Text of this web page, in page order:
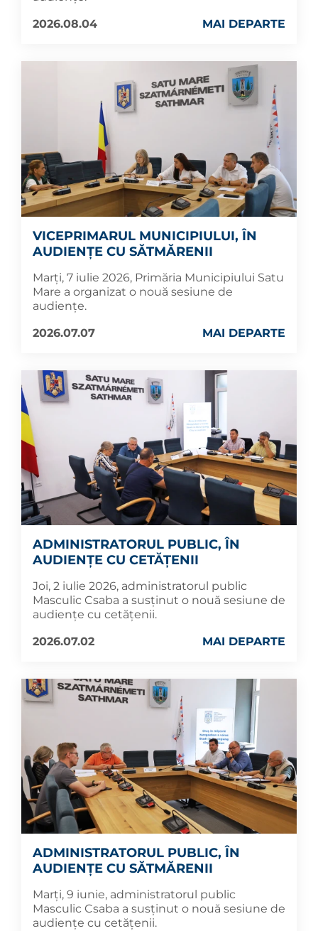
2026.08.04
MAI DEPARTE
VICEPRIMARUL MUNICIPIULUI, ÎN
AUDIENȚE CU SĂTMĂRENII
Marți, 7 iulie 2026, Primăria Municipiului Satu
Mare a organizat o nouă sesiune de
audiențe.
2026.07.07
MAI DEPARTE
ADMINISTRATORUL PUBLIC, ÎN
AUDIENȚE CU CETĂȚENII
Joi, 2 iulie 2026, administratorul public
Masculic Csaba a susținut o nouă sesiune de
audiențe cu cetățenii.
2026.07.02
MAI DEPARTE
ADMINISTRATORUL PUBLIC, ÎN
AUDIENȚE CU SĂTMĂRENII
Marți, 9 iunie, administratorul public
Masculic Csaba a susținut o nouă sesiune de
audiențe cu cetățenii.